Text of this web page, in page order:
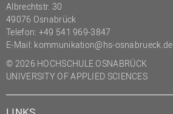
Albrechtstr. 30
49076 Osnabrück
Telefon: +49 541 969-3847
E-Mail: kommunikation@hs-osnabrueck.de
© 2026 HOCHSCHULE OSNABRÜCK
UNIVERSITY OF APPLIED SCIENCES